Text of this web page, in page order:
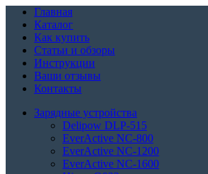
Главная
Каталог
Как купить
Статьи и обзоры
Инструкции
Ваши отзывы
Контакты
Зарядные устройства
Delipow DLP-515
EverActive NC-800
EverActive NC-1200
EverActive NC-1600